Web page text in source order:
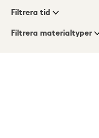
Visningsläge
Filtrera tid
Filtrera materialtyper